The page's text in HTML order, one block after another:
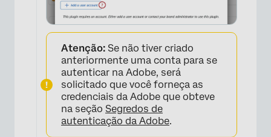
Atenção: Se não tiver criado
anteriormente uma conta para se
autenticar na Adobe, será
solicitado que você forneça as
credenciais da Adobe que obteve
na seção Segredos de
autenticação da Adobe.